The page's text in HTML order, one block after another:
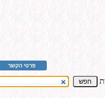
פרטי הקשר